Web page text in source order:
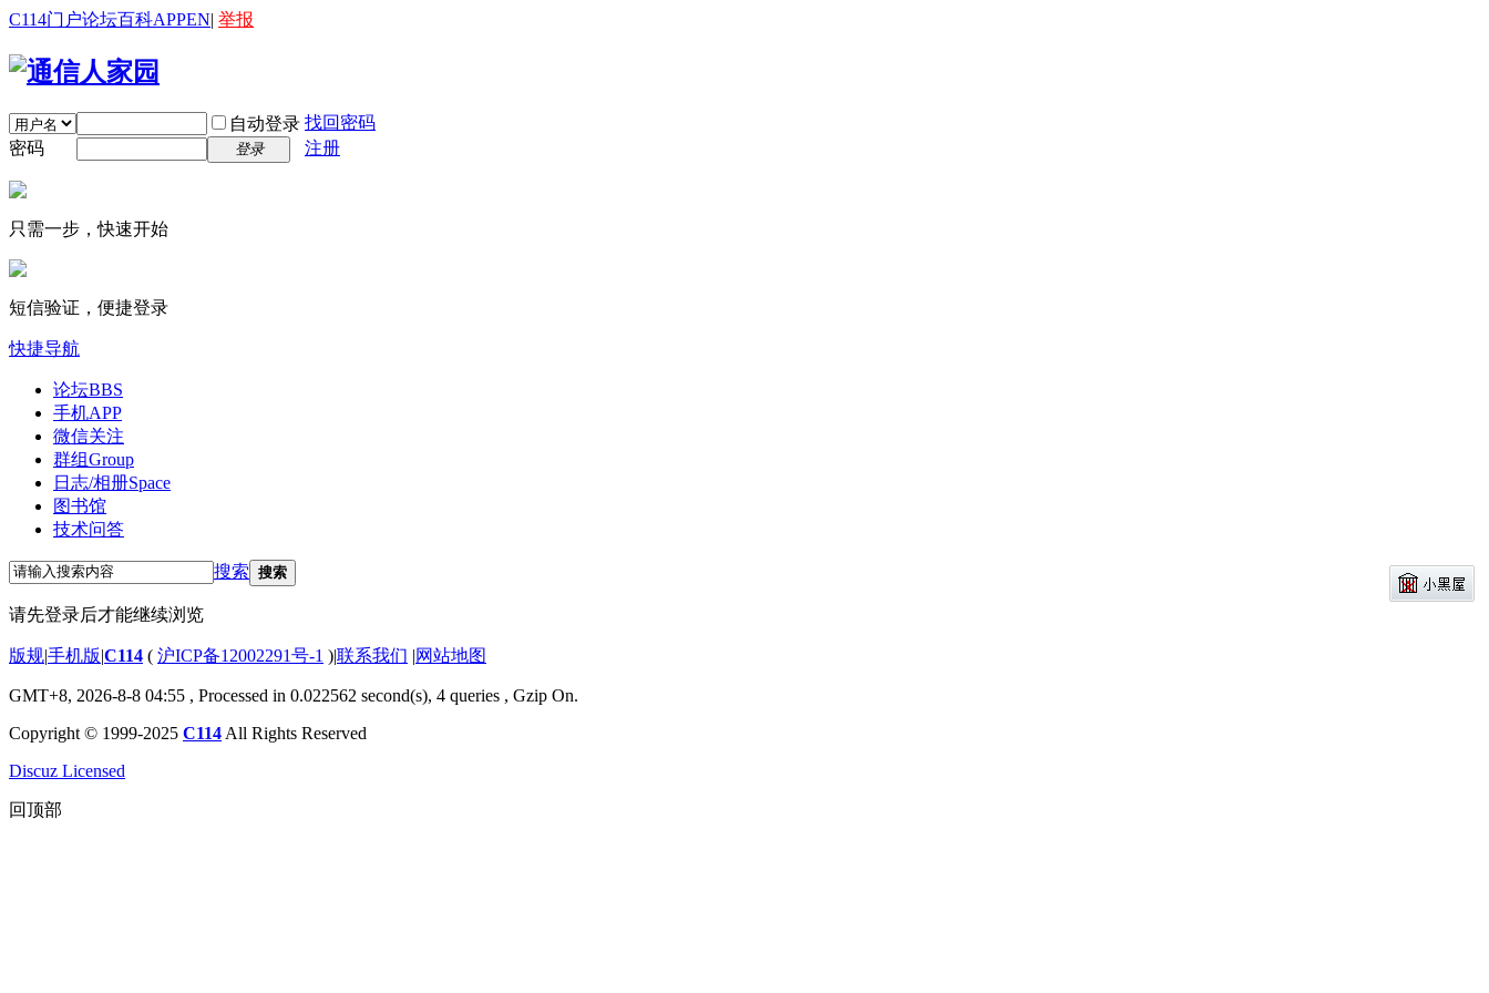
C114门户论坛百科APPEN| 举报
自动登录 找回密码
密码
登录 注册
只需一步，快速开始
短信验证，便捷登录
快捷导航
论坛BBS
手机APP
微信关注
群组Group
日志/相册Space
图书馆
技术问答
搜索 搜索
请先登录后才能继续浏览
版规|手机版|C114 ( 沪ICP备12002291号-1 )|联系我们 |网站地图
GMT+8, 2026-8-8 04:55 , Processed in 0.022562 second(s), 4 queries , Gzip On.
Copyright © 1999-2025 C114 All Rights Reserved
Discuz Licensed
回顶部